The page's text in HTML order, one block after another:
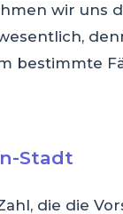
wir uns
bestimmte
Stadt
die die